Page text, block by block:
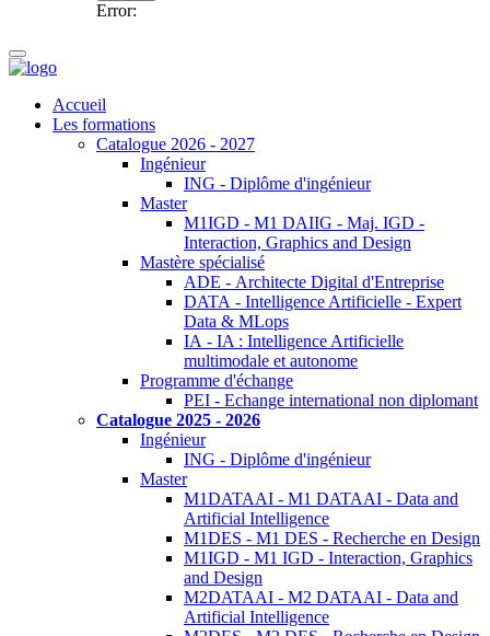
Error:
Accueil
Les formations
Catalogue 2026 - 2027
Ingénieur
ING - Diplôme d'ingénieur
Master
M1IGD - M1 DAIIG - Maj. IGD -
Interaction, Graphics and Design
Mastère spécialisé
ADE - Architecte Digital d'Entreprise
DATA - Intelligence Artificielle - Expert
Data & MLops
IA - IA : Intelligence Artificielle
multimodale et autonome
Programme d'échange
PEI - Echange international non diplomant
Catalogue 2025 - 2026
Ingénieur
ING - Diplôme d'ingénieur
Master
M1DATAAI - M1 DATAAI - Data and
Artificial Intelligence
M1DES - M1 DES - Recherche en Design
M1IGD - M1 IGD - Interaction, Graphics
and Design
M2DATAAI - M2 DATAAI - Data and
Artificial Intelligence